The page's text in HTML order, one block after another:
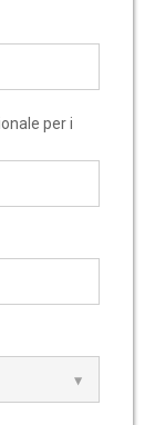
per i